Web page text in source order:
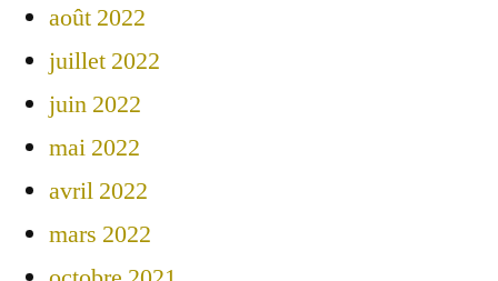
août 2022
juillet 2022
juin 2022
mai 2022
avril 2022
mars 2022